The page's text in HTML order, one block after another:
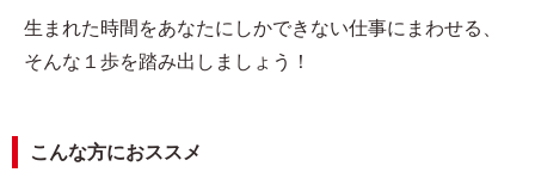
生まれた時間をあなたにしかできない仕事にまわせる、
そんな１歩を踏み出しましょう！
こんな方におススメ